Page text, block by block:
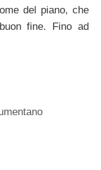
del piano, che
fine. Fino ad